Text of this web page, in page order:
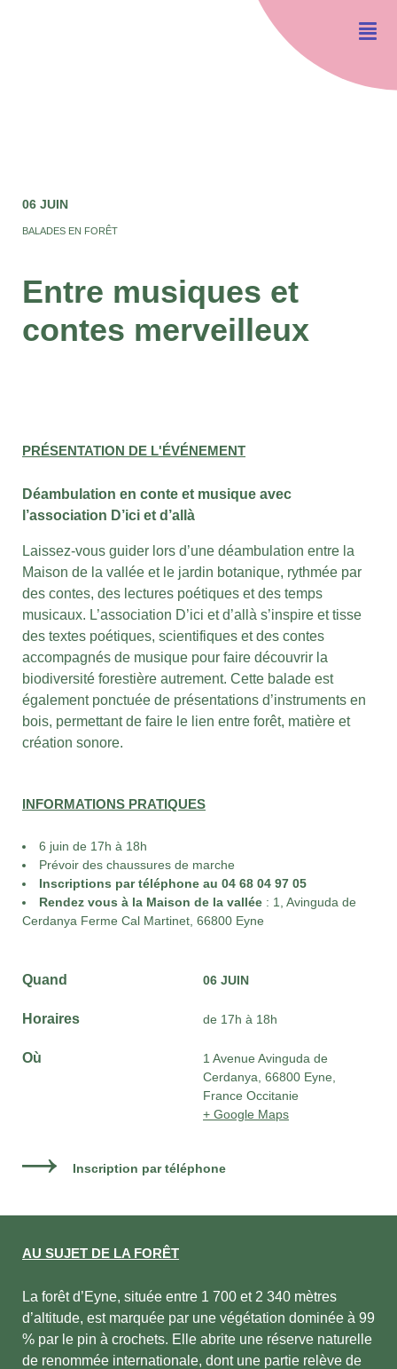
06 JUIN
BALADES EN FORÊT
Entre musiques et
contes merveilleux
PRÉSENTATION DE L'ÉVÉNEMENT
Déambulation en conte et musique avec
l’association D’ici et d’allà
Laissez-vous guider lors d’une déambulation entre la
Maison de la vallée et le jardin botanique, rythmée par
des contes, des lectures poétiques et des temps
musicaux. L’association D’ici et d’allà s’inspire et tisse
des textes poétiques, scientifiques et des contes
accompagnés de musique pour faire découvrir la
biodiversité forestière autrement. Cette balade est
également ponctuée de présentations d’instruments en
bois, permettant de faire le lien entre forêt, matière et
création sonore.
INFORMATIONS PRATIQUES
6 juin de 17h à 18h
Prévoir des chaussures de marche
Inscriptions par téléphone au 04 68 04 97 05
Rendez vous à la Maison de la vallée : 1, Avinguda de
Cerdanya Ferme Cal Martinet, 66800 Eyne
Quand 06 JUIN
Horaires de 17h à 18h
Où
1 Avenue Avinguda de
Cerdanya, 66800 Eyne,
France Occitanie
+ Google Maps
Inscription par téléphone
AU SUJET DE LA FORÊT
La forêt d’Eyne, située entre 1 700 et 2 340 mètres
d’altitude, est marquée par une végétation dominée à 99
% par le pin à crochets. Elle abrite une réserve naturelle
de renommée internationale, dont une partie relève de